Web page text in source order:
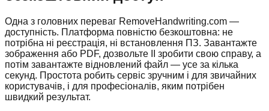
Одна з головних переваг RemoveHandwriting.com —
доступність. Платформа повністю безкоштовна: не
потрібна ні реєстрація, ні встановлення ПЗ. Завантажте
зображення або PDF, дозвольте ІІ зробити свою справу, а
потім завантажте відновлений файл — усе за кілька
секунд. Простота робить сервіс зручним і для звичайних
користувачів, і для професіоналів, яким потрібен
швидкий результат.